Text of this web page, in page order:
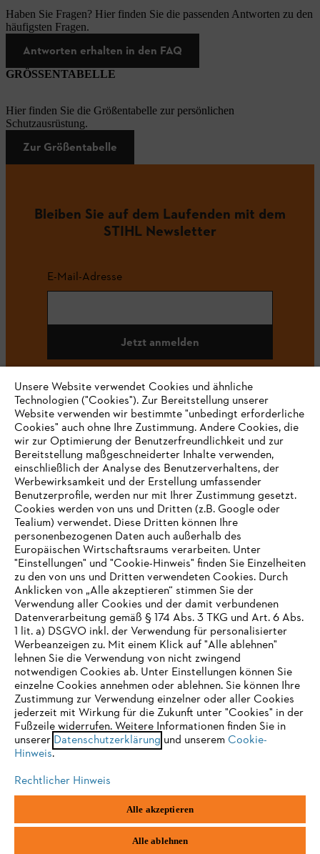
Haben Sie Fragen? Hier finden Sie die passenden Antworten zu den
häufigsten Fragen.
Antworten erhalten in den FAQ
GRÖSSENTABELLE
Hier finden Sie die Größentabelle zur persönlichen
Schutzausrüstung.
Zur Größentabelle
Bleiben Sie auf dem Laufenden mit dem
STIHL Newsletter
E-Mail-Adresse
Jetzt anmelden
#STIHL
Unternehmen
Häufig gestellte Fragen
Service
Datenschutzrichtlinien Impressum Cookies
Fachmarktstraße 7
IHR BROWSER WIRD NICHT
UNTERSTÜTZT
Sie nutzen einen Browser, den wir noch nicht unterstützen. Für
eine optimale Nutzung unserer Seite empfehlen wir Ihnen, zu
einem der folgenden Browser zu wechseln:
Firefox Chrome
Unsere Website verwendet Cookies und ähnliche
Technologien ("Cookies"). Zur Bereitstellung unserer
Website verwenden wir bestimmte "unbedingt erforderliche
Cookies" auch ohne Ihre Zustimmung. Andere Cookies, die
wir zur Optimierung der Benutzerfreundlichkeit und zur
Bereitstellung maßgeschneiderter Inhalte verwenden,
einschließlich der Analyse des Benutzerverhaltens, der
Werbewirksamkeit und der Erstellung umfassender
Benutzerprofile, werden nur mit Ihrer Zustimmung gesetzt.
Cookies werden von uns und Dritten (z.B. Google oder
Tealium) verwendet. Diese Dritten können Ihre
personenbezogenen Daten auch außerhalb des
Europäischen Wirtschaftsraums verarbeiten. Unter
"Einstellungen" und "Cookie-Hinweis" finden Sie Einzelheiten
zu den von uns und Dritten verwendeten Cookies. Durch
Anklicken von „Alle akzeptieren“ stimmen Sie der
Verwendung aller Cookies und der damit verbundenen
Datenverarbeitung gemäß § 174 Abs. 3 TKG und Art. 6 Abs.
1 lit. a) DSGVO inkl. der Verwendung für personalisierter
Werbeanzeigen zu. Mit einem Klick auf "Alle ablehnen"
lehnen Sie die Verwendung von nicht zwingend
notwendigen Cookies ab. Unter Einstellungen können Sie
einzelne Cookies annehmen oder ablehnen. Sie können Ihre
Zustimmung zur Verwendung einzelner oder aller Cookies
jederzeit mit Wirkung für die Zukunft unter "Cookies" in der
Fußzeile widerrufen. Weitere Informationen finden Sie in
unserer Datenschutzerklärung und unserem Cookie-
Hinweis.
Rechtlicher Hinweis
Alle akzeptieren
Alle ablehnen